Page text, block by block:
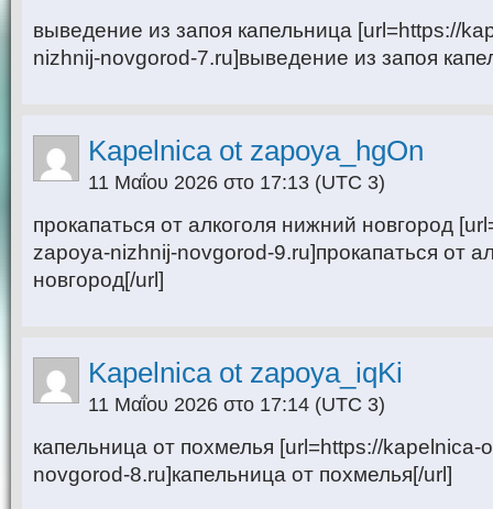
выведение из запоя капельница [url=https://
nizhnij-novgorod-7.ru]выведение из запоя
Kapelnica ot zapoya_hgOn
11 Μαΐου 2026 στο 17:13 (UTC 3)
прокапаться от алкоголя нижний новгород
zapoya-nizhnij-novgorod-9.ru]прокапаться от
новгород[/url]
Kapelnica ot zapoya_iqKi
11 Μαΐου 2026 στο 17:14 (UTC 3)
капельница от похмелья [url=https://kapelnica-
novgorod-8.ru]капельница от похмелья[/url]